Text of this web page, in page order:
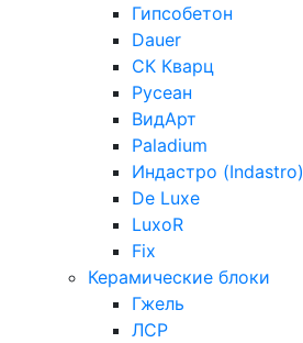
Гипсобетон
Dauer
СК Кварц
Русеан
ВидАрт
Paladium
Индастро (Indastro)
De Luxe
LuxoR
Fix
Керамические блоки
Гжель
ЛСР